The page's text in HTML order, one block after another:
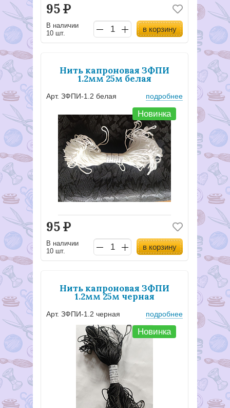
95Р
В наличии
10 шт.
в корзину
Нить капроновая ЗФПИ
1.2мм 25м белая
Арт. ЗФПИ-1.2 белая подробнее
Новинка
95Р
В наличии
10 шт.
в корзину
Нить капроновая ЗФПИ
1.2мм 25м черная
Арт. ЗФПИ-1.2 черная подробнее
Новинка